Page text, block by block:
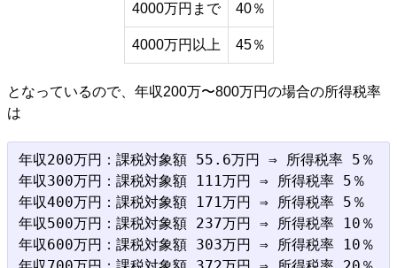
4000万円まで 40％
4000万円以上 45％
となっているので、年収200万〜800万円の場合の所得税率
は
年収200万円：課税対象額 55.6万円 ⇒ 所得税率 5％
年収300万円：課税対象額 111万円 ⇒ 所得税率 5％
年収400万円：課税対象額 171万円 ⇒ 所得税率 5％
年収500万円：課税対象額 237万円 ⇒ 所得税率 10％
年収600万円：課税対象額 303万円 ⇒ 所得税率 10％